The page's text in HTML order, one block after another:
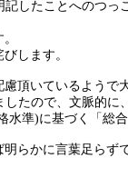
したことへのつっ
します。
頂いているよう
たので、文脈的に
水準)に基づく「総
らかに言葉足らず